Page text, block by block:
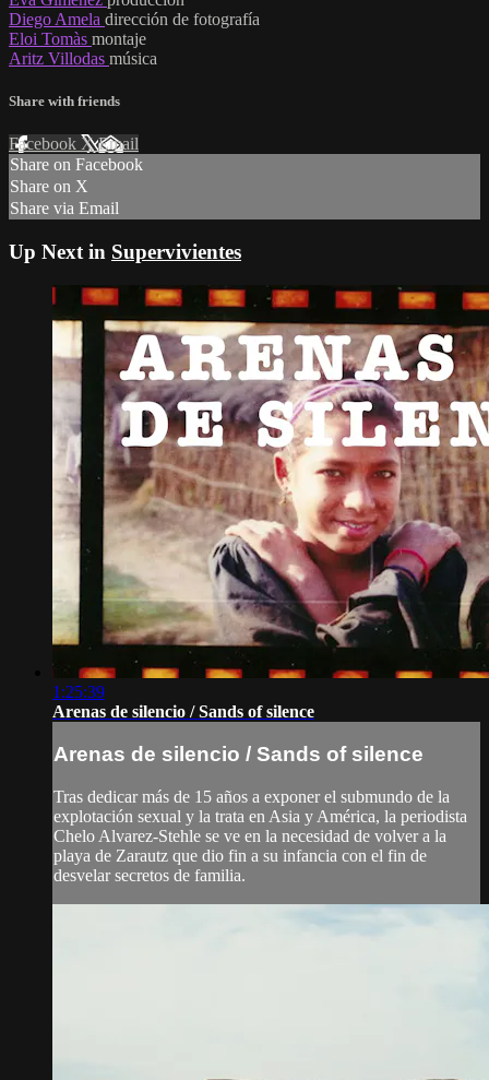
Diego Amela dirección de fotografía
Eloi Tomàs montaje
Aritz Villodas música
Share with friends
Facebook XEmail
Share on Facebook
Share on X
Share via Email
Up Next in Supervivientes
1:25:39
Arenas de silencio / Sands of silence
Arenas de silencio / Sands of silence
Tras dedicar más de 15 años a exponer el submundo de la
explotación sexual y la trata en Asia y América, la periodista
Chelo Alvarez-Stehle se ve en la necesidad de volver a la
playa de Zarautz que dio fin a su infancia con el fin de
desvelar secretos de familia.